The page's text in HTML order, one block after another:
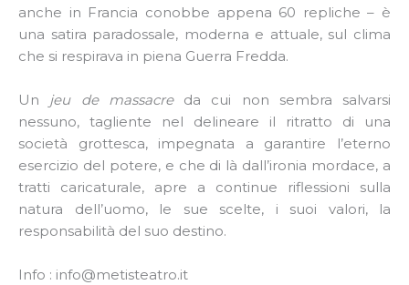
anche in Francia conobbe appena 60 repliche – è
una satira paradossale, moderna e attuale, sul clima
che si respirava in piena Guerra Fredda.
Un jeu de massacre da cui non sembra salvarsi
nessuno, tagliente nel delineare il ritratto di una
società grottesca, impegnata a garantire l’eterno
esercizio del potere, e che di là dall’ironia mordace, a
tratti caricaturale, apre a continue riflessioni sulla
natura dell’uomo, le sue scelte, i suoi valori, la
responsabilità del suo destino.
Info : info@metisteatro.it